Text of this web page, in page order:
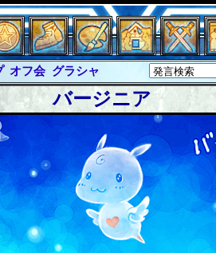
オフ会 グラシャ
グローバルジャスティス
イキックハーツ大戦
ン
バージニア